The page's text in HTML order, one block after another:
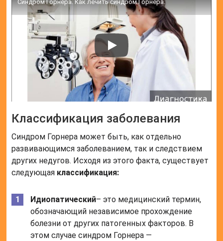
Синдром Горнера. Как лечить синдром Горнера.
Классификация заболевания
Синдром Горнера может быть, как отдельно
развивающимся заболеванием, так и следствием
других недугов. Исходя из этого факта, существует
следующая классификация:
Идиопатический– это медицинский термин,
обозначающий независимое прохождение
болезни от других патогенных факторов. В
этом случае синдром Горнера —